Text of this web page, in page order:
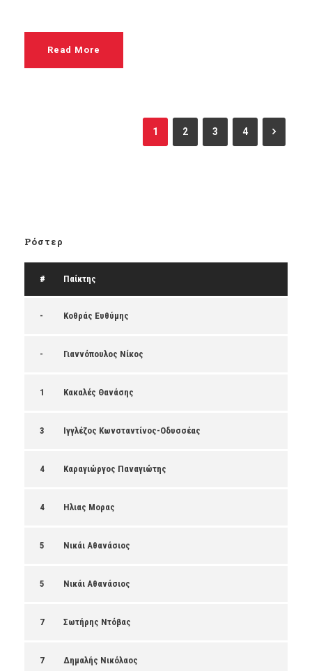
Read More
1 2 3 4
Ρόστερ
# Παίκτης
- Κοθράς Ευθύμης
- Γιαννόπουλος Νίκος
1 Κακαλές Θανάσης
3 Ιγγλέζος Κωνσταντίνος-Οδυσσέας
4 Καραγιώργος Παναγιώτης
4 Ηλιας Μορας
5 Νικάι Αθανάσιος
5 Νικάι Αθανάσιος
7 Σωτήρης Ντόβας
7 Δημαλής Νικόλαος